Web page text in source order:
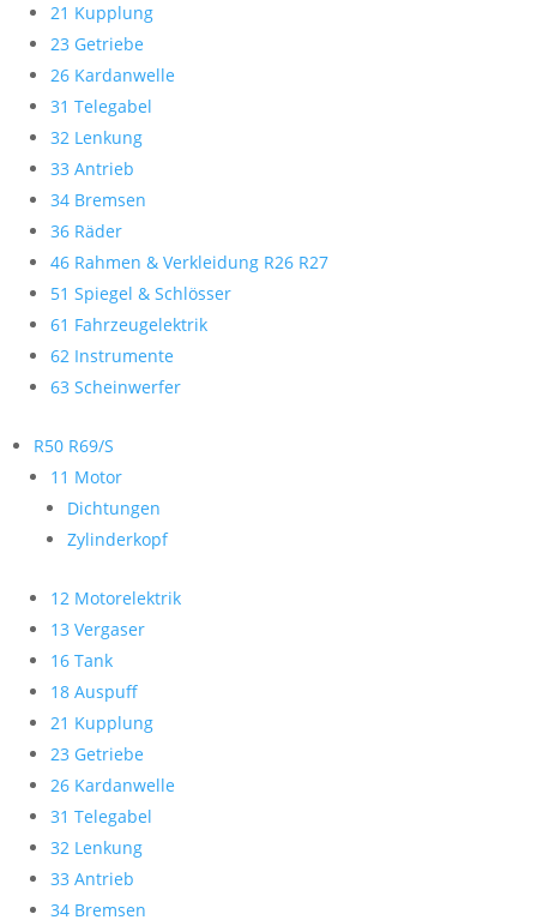
21 Kupplung
23 Getriebe
26 Kardanwelle
31 Telegabel
32 Lenkung
33 Antrieb
34 Bremsen
36 Räder
46 Rahmen & Verkleidung R26 R27
51 Spiegel & Schlösser
61 Fahrzeugelektrik
62 Instrumente
63 Scheinwerfer
R50 R69/S
11 Motor
Dichtungen
Zylinderkopf
12 Motorelektrik
13 Vergaser
16 Tank
18 Auspuff
21 Kupplung
23 Getriebe
26 Kardanwelle
31 Telegabel
32 Lenkung
33 Antrieb
34 Bremsen